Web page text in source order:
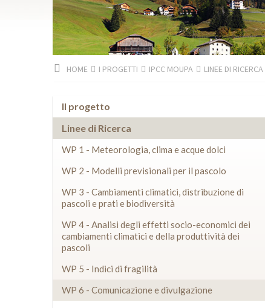
HOME I PROGETTI IPCC MOUPA LINEE DI RICERCA
Il progetto
Linee di Ricerca
WP 1 - Meteorologia, clima e acque dolci
WP 2 - Modelli previsionali per il pascolo
WP 3 - Cambiamenti climatici, distribuzione di
pascoli e prati e biodiversità
WP 4 - Analisi degli effetti socio-economici dei
cambiamenti climatici e della produttività dei
pascoli
WP 5 - Indici di fragilità
WP 6 - Comunicazione e divulgazione